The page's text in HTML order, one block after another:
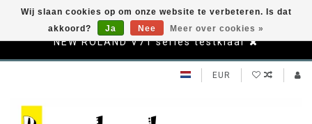
NEW ROLAND V71 series testklaar
EUR
Wij slaan cookies op om onze website te verbeteren. Is dat
akkoord?
Ja Nee Meer over cookies »